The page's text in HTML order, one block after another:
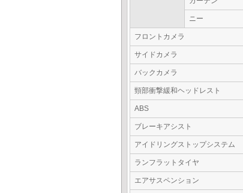
ニー
フロントカメラ
サイドカメラ
バックカメラ
頸部衝撃緩和ヘッドレスト
ABS
ブレーキアシスト
アイドリングストップシステム
ランフラットタイヤ
エアサスペンション